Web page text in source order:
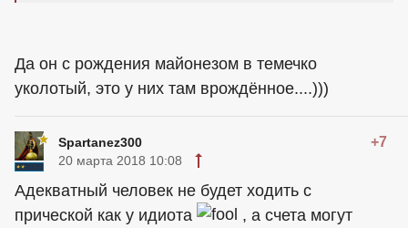
Да он с рождения майонезом в темечко
уколотый, это у них там врождённое....)))
Spartanez300 +7
20 марта 2018 10:08
Адекватный человек не будет ходить с
прической как у идиота
, а счета могут